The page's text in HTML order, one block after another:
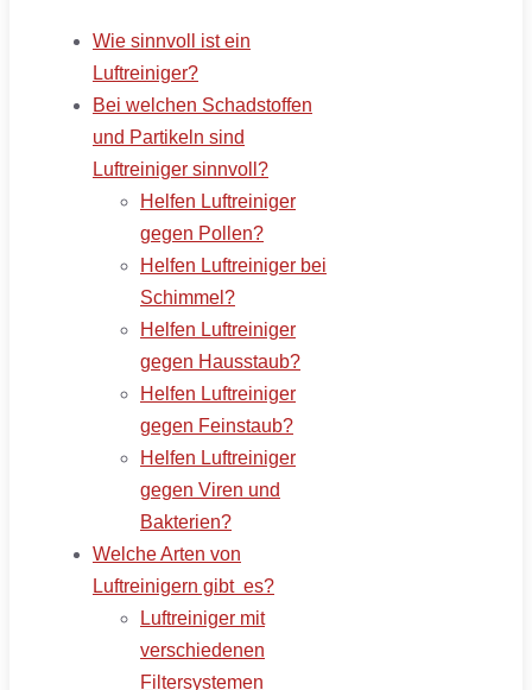
Wie sinnvoll ist ein
Luftreiniger?
Bei welchen Schadstoffen
und Partikeln sind
Luftreiniger sinnvoll?
Helfen Luftreiniger
gegen Pollen?
Helfen Luftreiniger bei
Schimmel?
Helfen Luftreiniger
gegen Hausstaub?
Helfen Luftreiniger
gegen Feinstaub?
Helfen Luftreiniger
gegen Viren und
Bakterien?
Welche Arten von
Luftreinigern gibt es?
Luftreiniger mit
verschiedenen
Filtersystemen